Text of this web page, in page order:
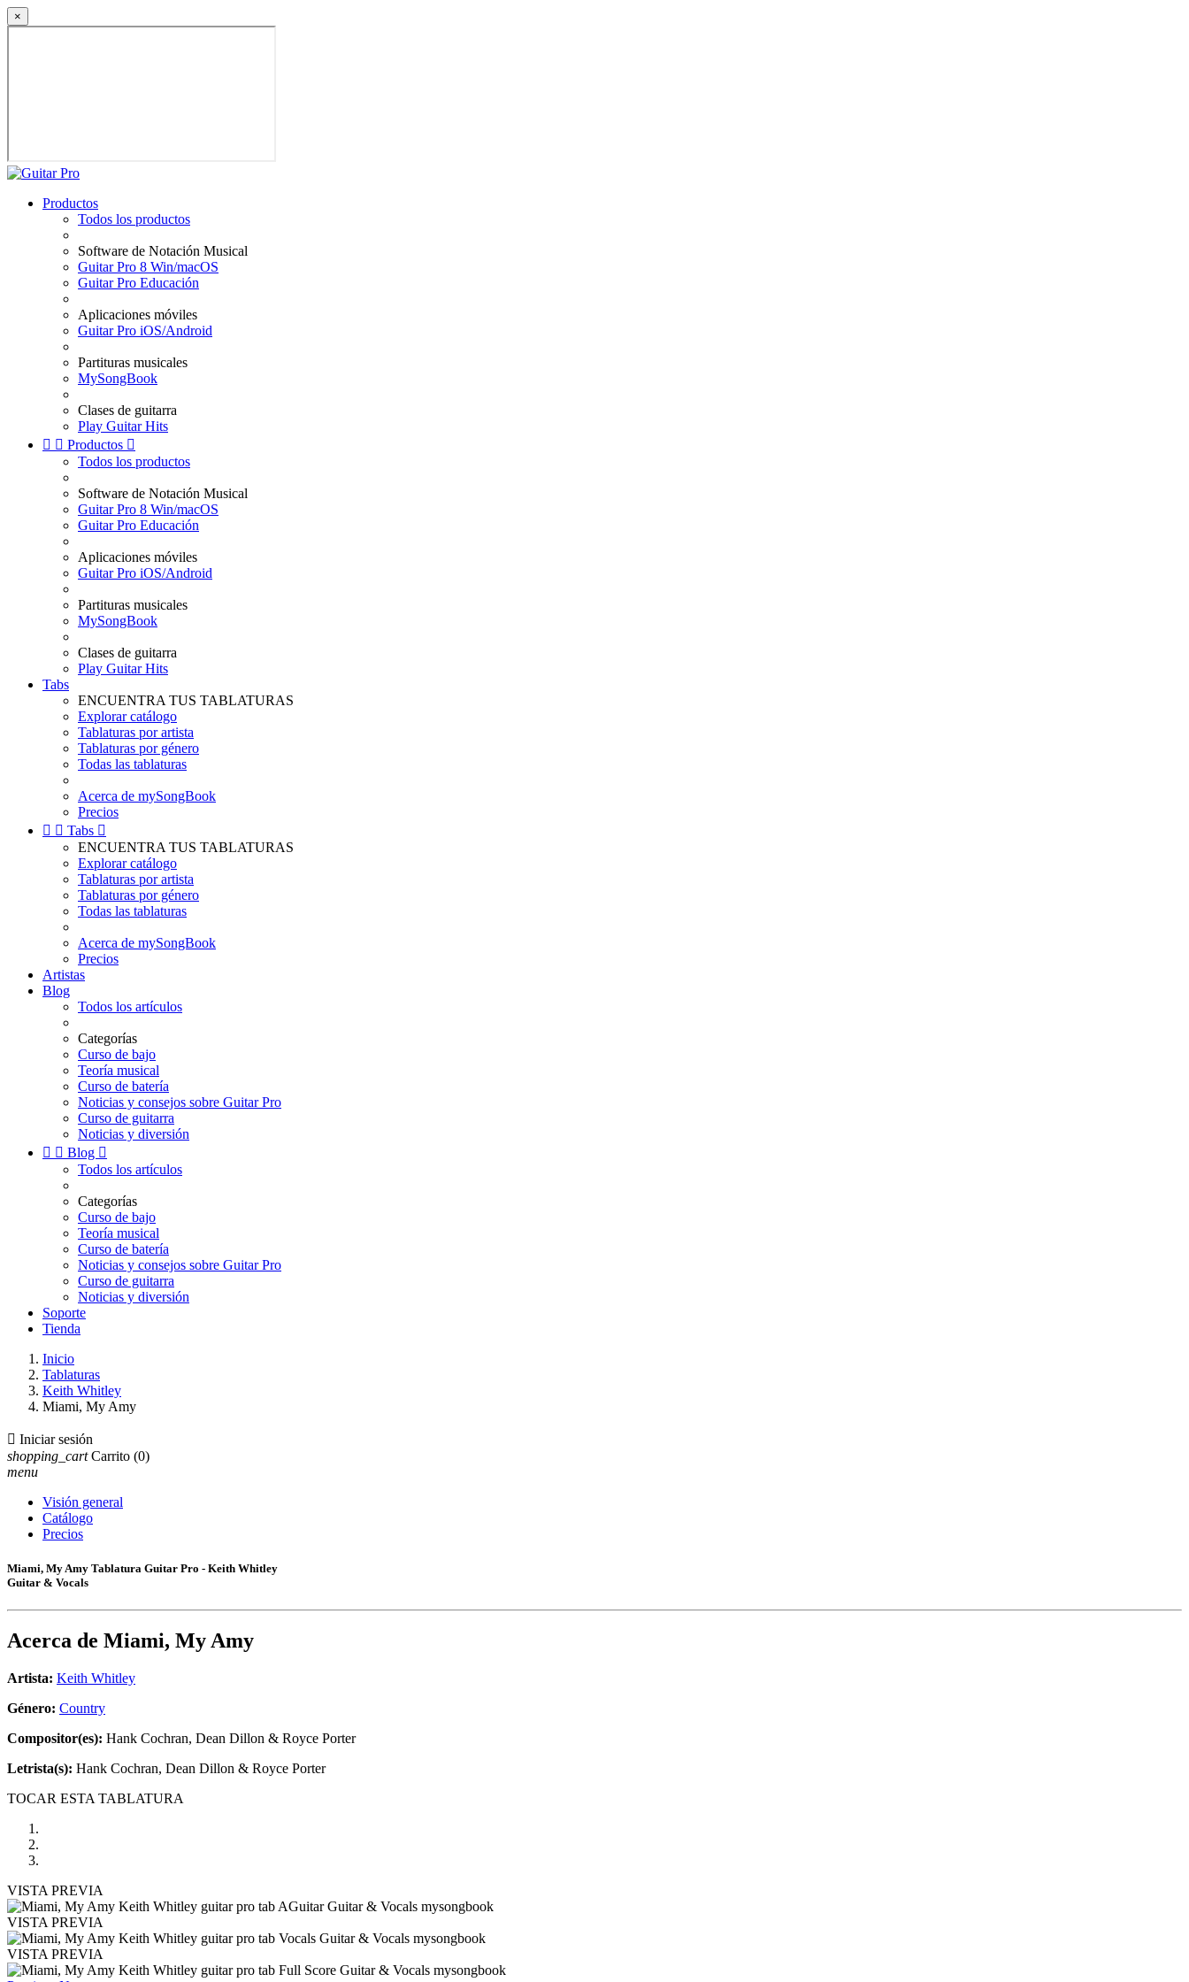
×
Productos
Todos los productos
Software de Notación Musical
Guitar Pro 8 Win/macOS
Guitar Pro Educación
Aplicaciones móviles
Guitar Pro iOS/Android
Partituras musicales
MySongBook
Clases de guitarra
Play Guitar Hits
  Productos 
Todos los productos
Software de Notación Musical
Guitar Pro 8 Win/macOS
Guitar Pro Educación
Aplicaciones móviles
Guitar Pro iOS/Android
Partituras musicales
MySongBook
Clases de guitarra
Play Guitar Hits
Tabs
ENCUENTRA TUS TABLATURAS
Explorar catálogo
Tablaturas por artista
Tablaturas por género
Todas las tablaturas
Acerca de mySongBook
Precios
  Tabs 
ENCUENTRA TUS TABLATURAS
Explorar catálogo
Tablaturas por artista
Tablaturas por género
Todas las tablaturas
Acerca de mySongBook
Precios
Artistas
Blog
Todos los artículos
Categorías
Curso de bajo
Teoría musical
Curso de batería
Noticias y consejos sobre Guitar Pro
Curso de guitarra
Noticias y diversión
  Blog 
Todos los artículos
Categorías
Curso de bajo
Teoría musical
Curso de batería
Noticias y consejos sobre Guitar Pro
Curso de guitarra
Noticias y diversión
Soporte
Tienda
Inicio
Tablaturas
Keith Whitley
Miami, My Amy
 Iniciar sesión
shopping_cart Carrito (0)
menu
Visión general
Catálogo
Precios
Miami, My Amy Tablatura Guitar Pro - Keith Whitley
Guitar & Vocals
Acerca de Miami, My Amy
Artista: Keith Whitley
Género: Country
Compositor(es): Hank Cochran, Dean Dillon & Royce Porter
Letrista(s): Hank Cochran, Dean Dillon & Royce Porter
TOCAR ESTA TABLATURA
VISTA PREVIA
VISTA PREVIA
VISTA PREVIA